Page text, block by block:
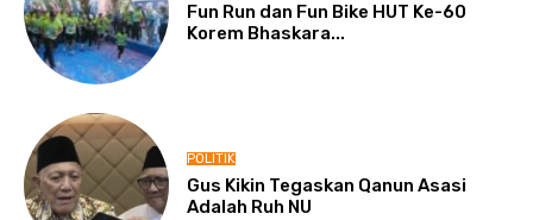
Fun Run dan Fun Bike HUT Ke-60
Korem Bhaskara...
POLITIK
Gus Kikin Tegaskan Qanun Asasi
Adalah Ruh NU